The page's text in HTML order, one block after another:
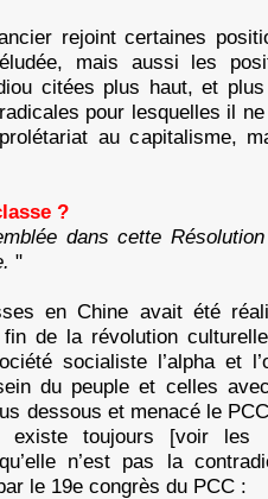
rejoint certaines
mais aussi les
citées plus haut, et
pour lesquelles il
au capitalisme,
?
dans cette
"
en Chine avait été
fin de la révolution
socialiste l’alpha et
du peuple et celles
dessous et menacé le
toujours [voir les
n’est pas la
le 19e congrès du PCC :